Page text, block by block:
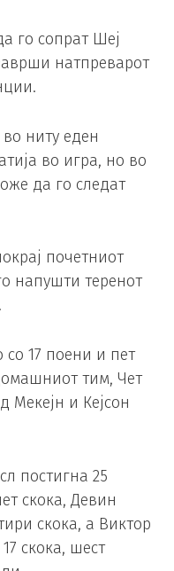
го сопрат Шеј
натпреварот
ниту еден
во игра, но во
да го следат
почетниот
напушти теренот
со 17 поени и пет
тим, Чет
Мекејн и Кејсон
постигна 25
скока, Девин
скока, а Виктор
скока, шест